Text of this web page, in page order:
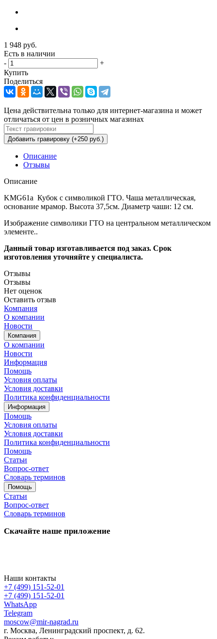
1 948 руб.
Есть в наличии
-
+
Купить
Поделиться
Цена действительна только для интернет-магазина и может
отличаться от цен в розничных магазинах
Добавить гравировку (+250 руб.)
Описание
Отзывы
Описание
KMG61a Кубок с символикой ГТО. Чаша металлическая,
основание мрамор. Высота 37,5см. Диаметр чаши: 12 см.
Изображение символики ГТО на центральном металлическом
элементе..
Данный товар изготавливается под заказ. Срок
изготовления уточняйте у специалиста.
Отзывы
Отзывы
Нет оценок
Оставить отзыв
Компания
О компании
Новости
Компания
О компании
Новости
Информация
Помощь
Условия оплаты
Условия доставки
Политика конфиденциальности
Информация
Помощь
Условия оплаты
Условия доставки
Политика конфиденциальности
Помощь
Статьи
Вопрос-ответ
Словарь терминов
Помощь
Статьи
Вопрос-ответ
Словарь терминов
Скачайте наше приложение
Наши контакты
+7 (499) 151-52-01
+7 (499) 151-52-01
WhatsApp
Telegram
moscow@mir-nagrad.ru
г. Москва, Ленинградский проспект, д. 62.